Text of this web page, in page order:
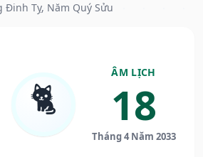
Tỵ, Năm Quý Sửu
🐈
ÂM LỊCH
18
Tháng 4 Năm 2033